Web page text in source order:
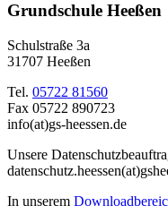
Grundschule Heeßen
Schulstraße 3a
31707 Heeßen
Tel. 05722 81560
Fax 05722 890723
info(at)gs-heessen.de
Unsere
In unserem